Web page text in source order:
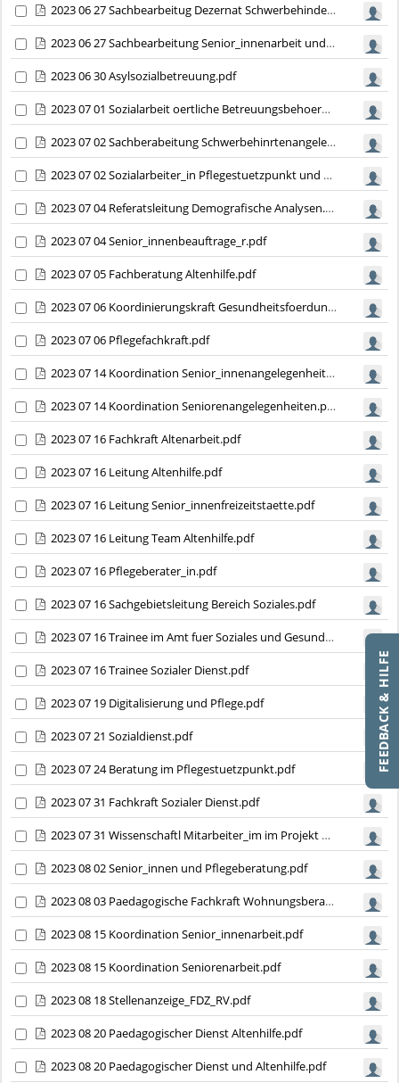
FEEDBACK & HILFE
2023 06 27 Sachbearbeitug Dezernat Schwerbehindertenrecht.pdf
2023 06 27 Sachbearbeitung Senior_innenarbeit und Pflegestuetzpunkt .pdf
2023 06 30 Asylsozialbetreuung.pdf
2023 07 01 Sozialarbeit oertliche Betreuungsbehoerde.pdf
2023 07 02 Sachberabeitung Schwerbehinrtenangelegenheiten.pdf
2023 07 02 Sozialarbeiter_in Pflegestuetzpunkt und Seniorenhilfe.pdf
2023 07 04 Referatsleitung Demografische Analysen.pdf
2023 07 04 Senior_innenbeauftrage_r.pdf
2023 07 05 Fachberatung Altenhilfe.pdf
2023 07 06 Koordinierungskraft Gesundheitsfoerdungskonzept.pdf
2023 07 06 Pflegefachkraft.pdf
2023 07 14 Koordination Senior_innenangelegenheiten.pdf
2023 07 14 Koordination Seniorenangelegenheiten.pdf
2023 07 16 Fachkraft Altenarbeit.pdf
2023 07 16 Leitung Altenhilfe.pdf
2023 07 16 Leitung Senior_innenfreizeitstaette.pdf
2023 07 16 Leitung Team Altenhilfe.pdf
2023 07 16 Pflegeberater_in.pdf
2023 07 16 Sachgebietsleitung Bereich Soziales.pdf
2023 07 16 Trainee im Amt fuer Soziales und Gesundheitsamt.pdf
2023 07 16 Trainee Sozialer Dienst.pdf
2023 07 19 Digitalisierung und Pflege.pdf
2023 07 21 Sozialdienst.pdf
2023 07 24 Beratung im Pflegestuetzpunkt.pdf
2023 07 31 Fachkraft Sozialer Dienst.pdf
2023 07 31 Wissenschaftl Mitarbeiter_im im Projekt PflewaK.pdf
2023 08 02 Senior_innen und Pflegeberatung.pdf
2023 08 03 Paedagogische Fachkraft Wohnungsberatung.pdf
2023 08 15 Koordination Senior_innenarbeit.pdf
2023 08 15 Koordination Seniorenarbeit.pdf
2023 08 18 Stellenanzeige_FDZ_RV.pdf
2023 08 20 Paedagogischer Dienst Altenhilfe.pdf
2023 08 20 Paedagogischer Dienst und Altenhilfe.pdf